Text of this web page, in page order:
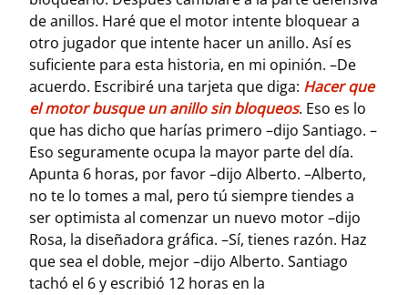
de anillos. Haré que el motor intente bloquear a
otro jugador que intente hacer un anillo. Así es
suficiente para esta historia, en mi opinión. –De
acuerdo. Escribiré una tarjeta que diga: Hacer que
el motor busque un anillo sin bloqueos. Eso es lo
que has dicho que harías primero –dijo Santiago. –
Eso seguramente ocupa la mayor parte del día.
Apunta 6 horas, por favor –dijo Alberto. –Alberto,
no te lo tomes a mal, pero tú siempre tiendes a
ser optimista al comenzar un nuevo motor –dijo
Rosa, la diseñadora gráfica. –Sí, tienes razón. Haz
que sea el doble, mejor –dijo Alberto. Santiago
tachó el 6 y escribió 12 horas en la